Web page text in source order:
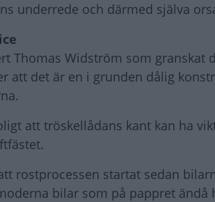
underrede och därmed själva
Thomas Widström som
att det är en i grunden dålig
att tröskellådans kant kan ha
rostprocessen startat sedan
bilar som på pappret ändå